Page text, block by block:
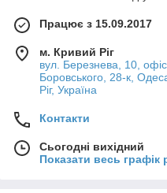
Працює з 15.09.2017
м. Кривий Ріг
вул. Березнева, 10,
Боровського, 28-к,
Ріг, Україна
Контакти
Сьогодні вихідний
Показати весь графік